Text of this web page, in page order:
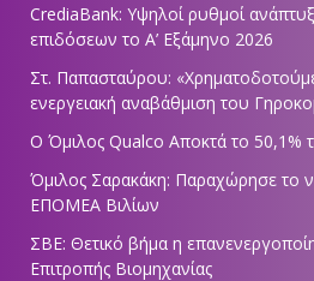
CrediaBank: Υψηλοί ρυθμοί
επιδόσεων το Α’ Εξάμηνο 2026
Στ. Παπασταύρου:
ενεργειακή αναβάθμιση του
Ο Όμιλος Qualco Αποκτά το 50,1%
Όμιλος Σαρακάκη: Παραχώρησε το
ΕΠΟΜΕΑ Βιλίων
ΣΒΕ: Θετικό βήμα η
Επιτροπής Βιομηχανίας